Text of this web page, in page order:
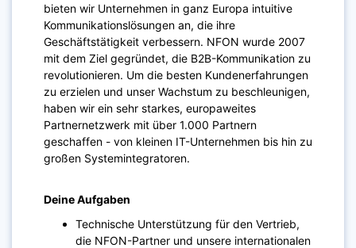
bieten wir Unternehmen in ganz Europa intuitive
Kommunikationslösungen an, die ihre
Geschäftstätigkeit verbessern. NFON wurde 2007
mit dem Ziel gegründet, die B2B-Kommunikation zu
revolutionieren. Um die besten Kundenerfahrungen
zu erzielen und unser Wachstum zu beschleunigen,
haben wir ein sehr starkes, europaweites
Partnernetzwerk mit über 1.000 Partnern
geschaffen - von kleinen IT-Unternehmen bis hin zu
großen Systemintegratoren.​
Deine Aufgaben
Technische Unterstützung für den Vertrieb,
die NFON-Partner und unsere internationalen